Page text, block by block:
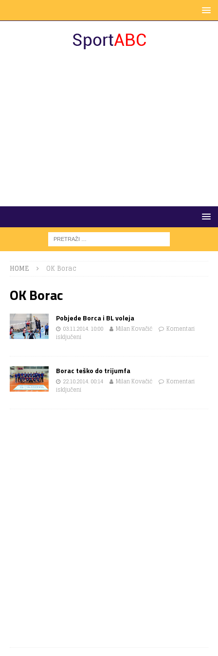
HOME OK Borac
OK Borac
Pobjede Borca i BL voleja
03.11.2014. 10:00 Milan Kovačić
Komentari
isključeni
Borac teško do trijumfa
22.10.2014. 00:14 Milan Kovačić
Komentari
isključeni